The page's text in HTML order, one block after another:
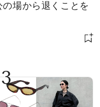
場から退くことを
3